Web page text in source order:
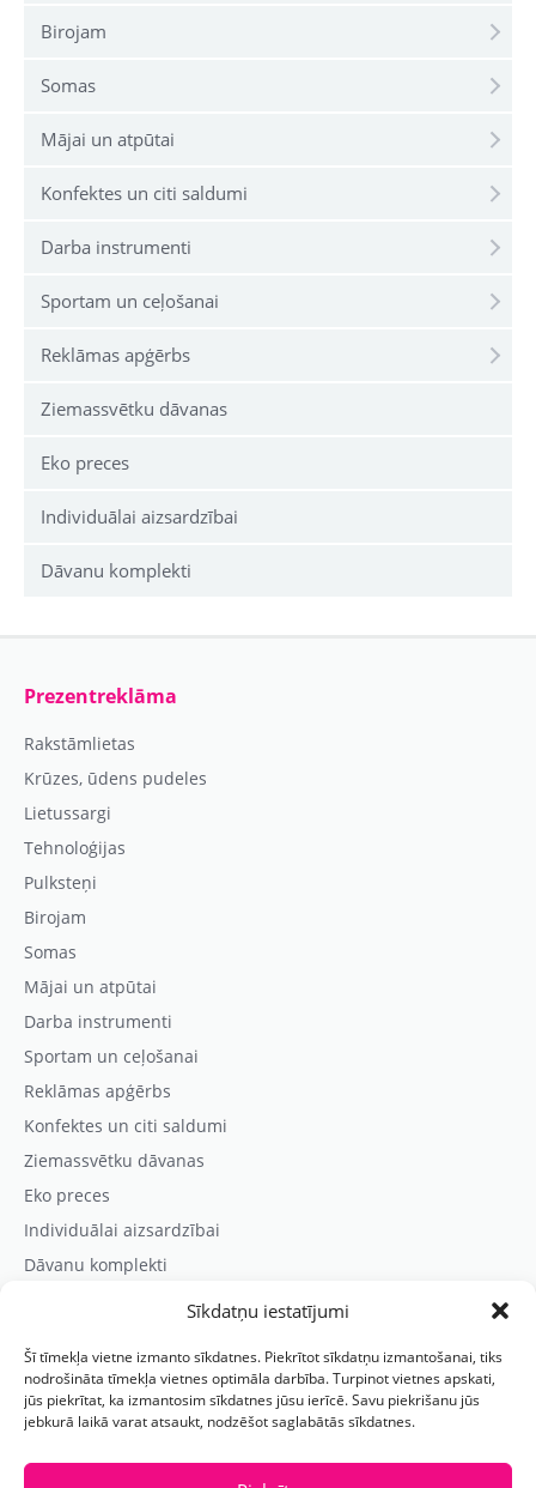
Sīkdatņu iestatījumi
Šī tīmekļa vietne izmanto sīkdatnes. Piekrītot sīkdatņu izmantošanai, tiks
nodrošināta tīmekļa vietnes optimāla darbība. Turpinot vietnes apskati,
jūs piekrītat, ka izmantosim sīkdatnes jūsu ierīcē. Savu piekrišanu jūs
jebkurā laikā varat atsaukt, nodzēšot saglabātās sīkdatnes.
Birojam
Somas
Mājai un atpūtai
Konfektes un citi saldumi
Darba instrumenti
Sportam un ceļošanai
Reklāmas apģērbs
Ziemassvētku dāvanas
Eko preces
Individuālai aizsardzībai
Dāvanu komplekti
Prezentreklāma
Rakstāmlietas
Krūzes, ūdens pudeles
Lietussargi
Tehnoloģijas
Pulksteņi
Birojam
Somas
Mājai un atpūtai
Darba instrumenti
Sportam un ceļošanai
Reklāmas apģērbs
Konfektes un citi saldumi
Ziemassvētku dāvanas
Eko preces
Individuālai aizsardzībai
Dāvanu komplekti
Kontaktinformācija
Prezentreklāmas aģentūra “PARIS”
Reģ.nr.: 40103625328